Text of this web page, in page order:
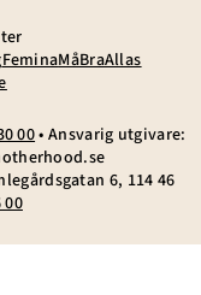
FeminaMåBraAllas
00• Ansvarig utgivare:
6, 114 46
00